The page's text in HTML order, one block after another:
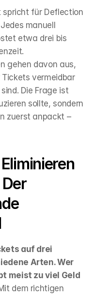
für Deflection
manuell
etwa drei bis
gehen davon aus,
vermeidbar
Die Frage ist
sollte, sondern
zuerst anpackt –
auf drei
Arten. Wer
meist zu viel Geld
dem richtigen